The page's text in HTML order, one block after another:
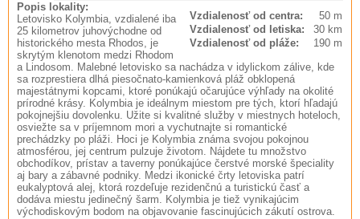
Vzdialenosť od centra:
50 m
Vzdialenosť od letiska:
30 km
Vzdialenosť od pláže:
190 m
Popis lokality:
Letovisko Kolymbia, vzdialené iba
25 kilometrov juhovýchodne od
historického mesta Rhodos, je
skrytým klenotom medzi Rhodom
a Lindosom. Malebné letovisko sa nachádza v idylickom zálive, kde
sa rozprestiera dlhá piesočnato-kamienková pláž obklopená
majestátnymi kopcami, ktoré ponúkajú očarujúce výhľady na okolité
prírodné krásy. Kolymbia je ideálnym miestom pre tých, ktorí hľadajú
pokojnejšiu dovolenku. Užite si kvalitné služby v miestnych hoteloch,
osviežte sa v príjemnom mori a vychutnajte si romantické
prechádzky po pláži. Hoci je Kolymbia známa svojou pokojnou
atmosférou, jej centrum pulzuje životom. Nájdete tu množstvo
obchodíkov, prístav a taverny ponúkajúce čerstvé morské špeciality
aj bary a zábavné podniky. Medzi ikonické črty letoviska patrí
eukalyptová alej, ktorá rozdeľuje rezidenčnú a turistickú časť a
dodáva miestu jedinečný šarm. Kolymbia je tiež vynikajúcim
východiskovým bodom na objavovanie fascinujúcich zákutí ostrova.